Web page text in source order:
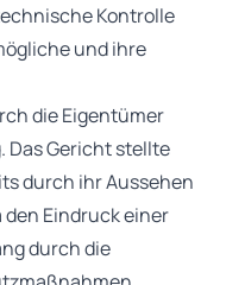
Kontrolle
und ihre
die Eigentümer
Das Gericht stellte
durch ihr Aussehen
Eindruck einer
durch die